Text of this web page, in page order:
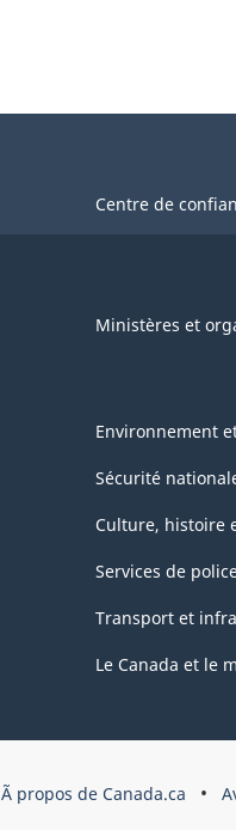
Centre de
Ministères et
Environnement
Sécurité
Culture, histoire
Services de
Transport et
Le Canada et le
Ã propos de Canada.ca